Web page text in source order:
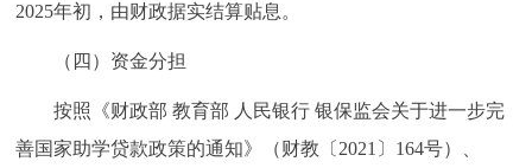
2025年初，由财政据实结算贴息。
（四）资金分担
按照《财政部 教育部 人民银行 银保监会关于进一步完
善国家助学贷款政策的通知》（财教〔2021〕164号）、